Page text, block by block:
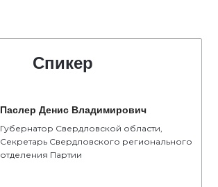
Спикер
Паслер Денис Владимирович
Губернатор Свердловской области,
Секретарь Свердловского регионального
отделения Партии